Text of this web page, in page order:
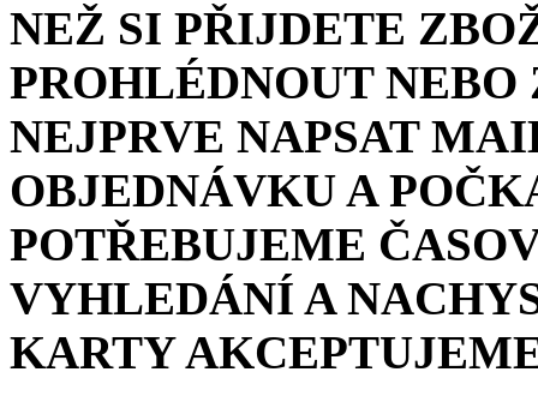
NEŽ SI PŘIJDETE
PROHLÉDNOUT
NEJPRVE NAPSAT
OBJEDNÁVKU A
POTŘEBUJEME
VYHLEDÁNÍ A
KARTY